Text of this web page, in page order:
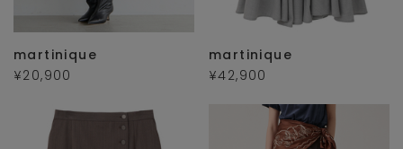
martinique
¥20,900
martinique
¥42,900